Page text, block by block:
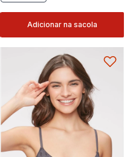
Adicionar na sacola